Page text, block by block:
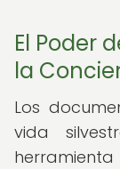
El Poder
la
Los
vida